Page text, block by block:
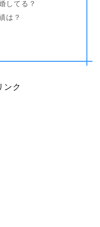
してる？
は？
ンク